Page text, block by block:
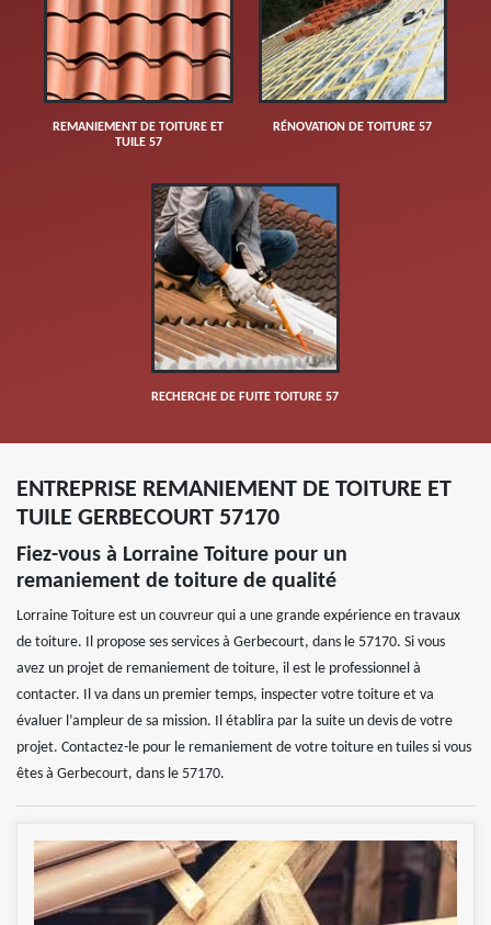
REMANIEMENT DE TOITURE ET
TUILE 57
RÉNOVATION DE TOITURE 57
RECHERCHE DE FUITE TOITURE 57
ENTREPRISE REMANIEMENT DE TOITURE ET
TUILE GERBECOURT 57170
Fiez-vous à Lorraine Toiture pour un
remaniement de toiture de qualité
Lorraine Toiture est un couvreur qui a une grande expérience en travaux
de toiture. Il propose ses services à Gerbecourt, dans le 57170. Si vous
avez un projet de remaniement de toiture, il est le professionnel à
contacter. Il va dans un premier temps, inspecter votre toiture et va
évaluer l’ampleur de sa mission. Il établira par la suite un devis de votre
projet. Contactez-le pour le remaniement de votre toiture en tuiles si vous
êtes à Gerbecourt, dans le 57170.